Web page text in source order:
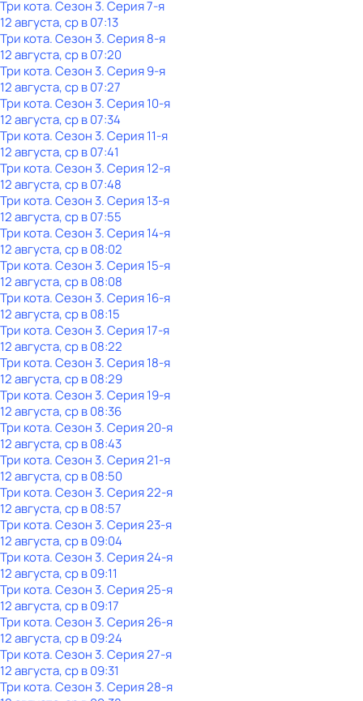
Три кота. Сезон 3. Серия 7-я
12 августа, ср в 07:13
Три кота. Сезон 3. Серия 8-я
12 августа, ср в 07:20
Три кота. Сезон 3. Серия 9-я
12 августа, ср в 07:27
Три кота. Сезон 3. Серия 10-я
12 августа, ср в 07:34
Три кота. Сезон 3. Серия 11-я
12 августа, ср в 07:41
Три кота. Сезон 3. Серия 12-я
12 августа, ср в 07:48
Три кота. Сезон 3. Серия 13-я
12 августа, ср в 07:55
Три кота. Сезон 3. Серия 14-я
12 августа, ср в 08:02
Три кота. Сезон 3. Серия 15-я
12 августа, ср в 08:08
Три кота. Сезон 3. Серия 16-я
12 августа, ср в 08:15
Три кота. Сезон 3. Серия 17-я
12 августа, ср в 08:22
Три кота. Сезон 3. Серия 18-я
12 августа, ср в 08:29
Три кота. Сезон 3. Серия 19-я
12 августа, ср в 08:36
Три кота. Сезон 3. Серия 20-я
12 августа, ср в 08:43
Три кота. Сезон 3. Серия 21-я
12 августа, ср в 08:50
Три кота. Сезон 3. Серия 22-я
12 августа, ср в 08:57
Три кота. Сезон 3. Серия 23-я
12 августа, ср в 09:04
Три кота. Сезон 3. Серия 24-я
12 августа, ср в 09:11
Три кота. Сезон 3. Серия 25-я
12 августа, ср в 09:17
Три кота. Сезон 3. Серия 26-я
12 августа, ср в 09:24
Три кота. Сезон 3. Серия 27-я
12 августа, ср в 09:31
Три кота. Сезон 3. Серия 28-я